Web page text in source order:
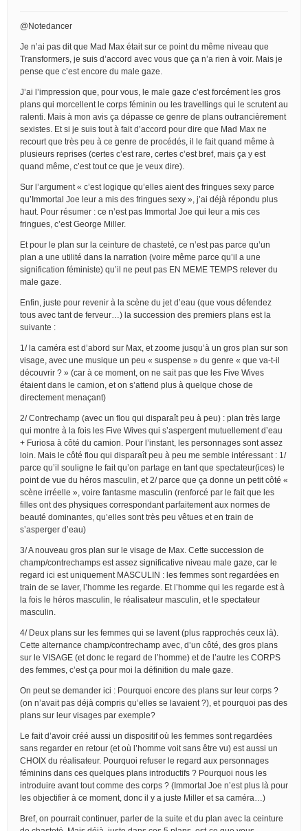
@Notedancer
Je n’ai pas dit que Mad Max était sur ce point du même niveau que
Transformers, je suis d’accord avec vous que ça n’a rien à voir. Mais je
pense que c’est encore du male gaze.
J’ai l’impression que, pour vous, le male gaze c’est forcément les gros
plans qui morcellent le corps féminin ou les travellings qui le scrutent au
ralenti. Mais à mon avis ça dépasse ce genre de plans outrancièrement
sexistes. Et si je suis tout à fait d’accord pour dire que Mad Max ne
recourt que très peu à ce genre de procédés, il le fait quand même à
plusieurs reprises (certes c’est rare, certes c’est bref, mais ça y est
quand même, c’est tout ce que je veux dire).
Sur l’argument « c’est logique qu’elles aient des fringues sexy parce
qu’Immortal Joe leur a mis des fringues sexy », j’ai déjà répondu plus
haut. Pour résumer : ce n’est pas Immortal Joe qui leur a mis ces
fringues, c’est George Miller.
Et pour le plan sur la ceinture de chasteté, ce n’est pas parce qu’un
plan a une utilité dans la narration (voire même parce qu’il a une
signification féministe) qu’il ne peut pas EN MEME TEMPS relever du
male gaze.
Enfin, juste pour revenir à la scène du jet d’eau (que vous défendez
tous avec tant de ferveur…) la succession des premiers plans est la
suivante :
1/ la caméra est d’abord sur Max, et zoome jusqu’à un gros plan sur son
visage, avec une musique un peu « suspense » du genre « que va-t-il
découvrir ? » (car à ce moment, on ne sait pas que les Five Wives
étaient dans le camion, et on s’attend plus à quelque chose de
directement menaçant)
2/ Contrechamp (avec un flou qui disparaît peu à peu) : plan très large
qui montre à la fois les Five Wives qui s’aspergent mutuellement d’eau
+ Furiosa à côté du camion. Pour l’instant, les personnages sont assez
loin. Mais le côté flou qui disparaît peu à peu me semble intéressant : 1/
parce qu’il souligne le fait qu’on partage en tant que spectateur(ices) le
point de vue du héros masculin, et 2/ parce que ça donne un petit côté «
scène irréelle », voire fantasme masculin (renforcé par le fait que les
filles ont des physiques correspondant parfaitement aux normes de
beauté dominantes, qu’elles sont très peu vêtues et en train de
s’asperger d’eau)
3/ A nouveau gros plan sur le visage de Max. Cette succession de
champ/contrechamps est assez significative niveau male gaze, car le
regard ici est uniquement MASCULIN : les femmes sont regardées en
train de se laver, l’homme les regarde. Et l’homme qui les regarde est à
la fois le héros masculin, le réalisateur masculin, et le spectateur
masculin.
4/ Deux plans sur les femmes qui se lavent (plus rapprochés ceux là).
Cette alternance champ/contrechamp avec, d’un côté, des gros plans
sur le VISAGE (et donc le regard de l’homme) et de l’autre les CORPS
des femmes, c’est ça pour moi la définition du male gaze.
On peut se demander ici : Pourquoi encore des plans sur leur corps ?
(on n’avait pas déjà compris qu’elles se lavaient ?), et pourquoi pas des
plans sur leur visages par exemple?
Le fait d’avoir créé aussi un dispositif où les femmes sont regardées
sans regarder en retour (et où l’homme voit sans être vu) est aussi un
CHOIX du réalisateur. Pourquoi refuser le regard aux personnages
féminins dans ces quelques plans introductifs ? Pourquoi nous les
introduire avant tout comme des corps ? (Immortal Joe n’est plus là pour
les objectifier à ce moment, donc il y a juste Miller et sa caméra…)
Bref, on pourrait continuer, parler de la suite et du plan avec la ceinture